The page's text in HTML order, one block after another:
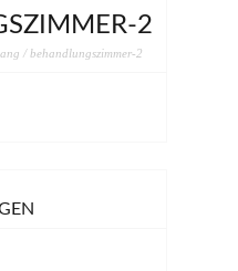
2
/ behandlungszimmer-2